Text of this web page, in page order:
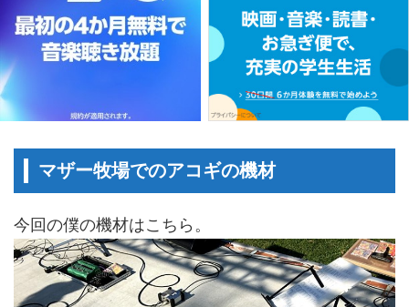
マザー牧場でのアコギの機材
今回の僕の機材はこちら。